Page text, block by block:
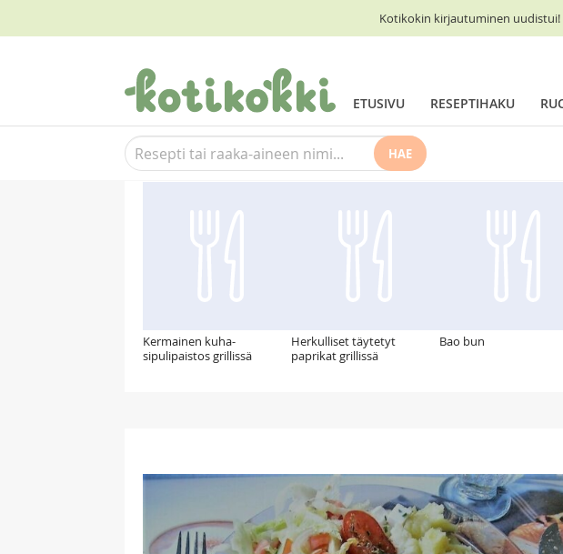
Kotikokin kirjautuminen
ETUSIVU RESEPTIHAKU
HAE
Suosittelemme myös
Kermainen kuha-
sipulipaistos grillissä
Herkulliset täytetyt
paprikat grillissä
Bao bun